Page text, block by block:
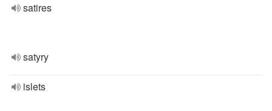
satires
satyry
islets